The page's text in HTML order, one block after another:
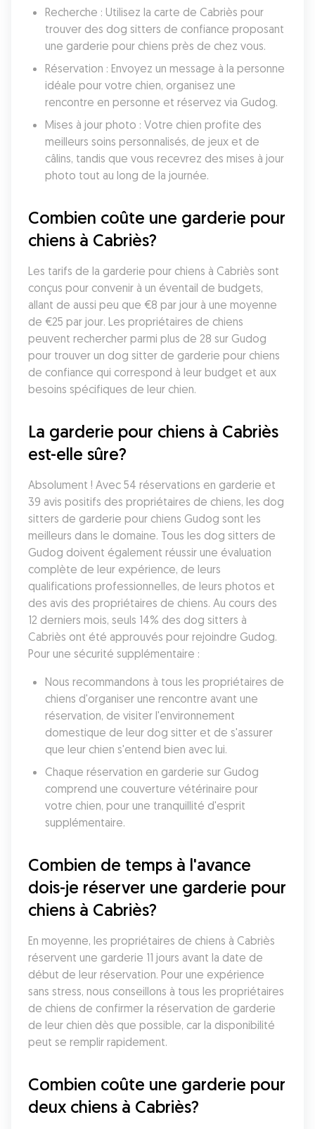
Recherche : Utilisez la carte de Cabriès pour
trouver des dog sitters de confiance proposant
une garderie pour chiens près de chez vous.
Réservation : Envoyez un message à la personne
idéale pour votre chien, organisez une
rencontre en personne et réservez via Gudog.
Mises à jour photo : Votre chien profite des
meilleurs soins personnalisés, de jeux et de
câlins, tandis que vous recevrez des mises à jour
photo tout au long de la journée.
Combien coûte une garderie pour
chiens à Cabriès?
Les tarifs de la garderie pour chiens à Cabriès sont
conçus pour convenir à un éventail de budgets,
allant de aussi peu que €8 par jour à une moyenne
de €25 par jour. Les propriétaires de chiens
peuvent rechercher parmi plus de 28 sur Gudog
pour trouver un dog sitter de garderie pour chiens
de confiance qui correspond à leur budget et aux
besoins spécifiques de leur chien.
La garderie pour chiens à Cabriès
est-elle sûre?
Absolument ! Avec 54 réservations en garderie et
39 avis positifs des propriétaires de chiens, les dog
sitters de garderie pour chiens Gudog sont les
meilleurs dans le domaine. Tous les dog sitters de
Gudog doivent également réussir une évaluation
complète de leur expérience, de leurs
qualifications professionnelles, de leurs photos et
des avis des propriétaires de chiens. Au cours des
12 derniers mois, seuls 14% des dog sitters à
Cabriès ont été approuvés pour rejoindre Gudog.
Pour une sécurité supplémentaire :
Nous recommandons à tous les propriétaires de
chiens d'organiser une rencontre avant une
réservation, de visiter l'environnement
domestique de leur dog sitter et de s'assurer
que leur chien s'entend bien avec lui.
Chaque réservation en garderie sur Gudog
comprend une couverture vétérinaire pour
votre chien, pour une tranquillité d'esprit
supplémentaire.
Combien de temps à l'avance
dois-je réserver une garderie pour
chiens à Cabriès?
En moyenne, les propriétaires de chiens à Cabriès
réservent une garderie 11 jours avant la date de
début de leur réservation. Pour une expérience
sans stress, nous conseillons à tous les propriétaires
de chiens de confirmer la réservation de garderie
de leur chien dès que possible, car la disponibilité
peut se remplir rapidement.
Combien coûte une garderie pour
deux chiens à Cabriès?